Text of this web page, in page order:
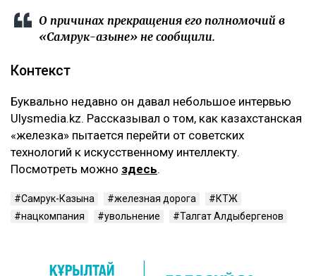
О причинах прекращения его полномочий в
«Самрук-Қазыне» не сообщили.
Контекст
Буквально недавно он давал небольшое интервью
Ulysmedia.kz. Рассказывал о том, как казахстанская
«железка» пытается перейти от советских
технологий к искусственному интеллекту.
Посмотреть можно здесь.
Самрук-Казына железная дорога
КТЖ
нацкомпания
увольнение Талгат Алдыбергенов